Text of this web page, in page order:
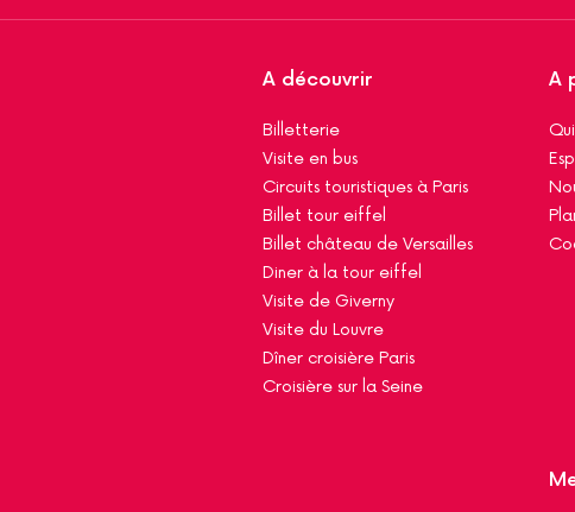
A découvrir
Billetterie
Visite en bus
Circuits touristiques à Paris
Billet tour eiffel
Billet château de Versailles
Diner à la tour eiffel
Visite de Giverny
Visite du Louvre
Dîner croisière Paris
Croisière sur la Seine
A